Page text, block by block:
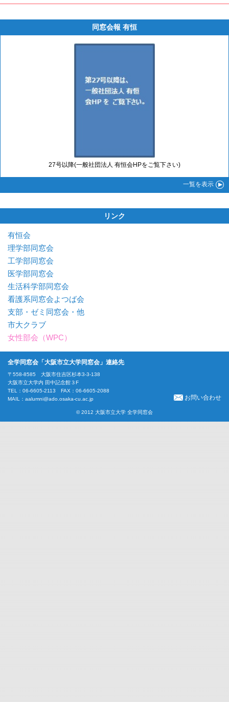
同窓会報 有恒
27号以降(一般社団法人 有恒会HPをご覧下さい)
一覧を表示
リンク
有恒会
理学部同窓会
工学部同窓会
医学部同窓会
生活科学部同窓会
看護系同窓会よつば会
支部・ゼミ同窓会・他
市大クラブ
女性部会（WPC）
全学同窓会「大阪市立大学同窓会」連絡先
〒558-8585 大阪市住吉区杉本3-3-138
大阪市立大学内 田中記念館３F
TEL：06-6605-2113 FAX：06-6605-2088
MAIL： aalumni@ado.osaka-cu.ac.jp お問い合わせ
© 2012 大阪市立大学 全学同窓会